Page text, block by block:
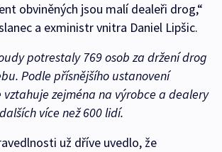
obviněných jsou malí dealeři drog,“
a exministr vnitra Daniel Lipšic.
potrestaly 769 osob za držení drog
Podle přísnějšího ustanovení
vztahuje zejména na výrobce a dealery
více než 600 lidí.
už dříve uvedlo, že